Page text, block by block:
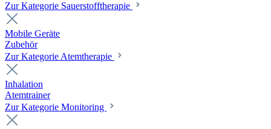
Zur Kategorie Sauerstofftherapie
Mobile Geräte
Zubehör
Zur Kategorie Atemtherapie
Inhalation
Atemtrainer
Zur Kategorie Monitoring